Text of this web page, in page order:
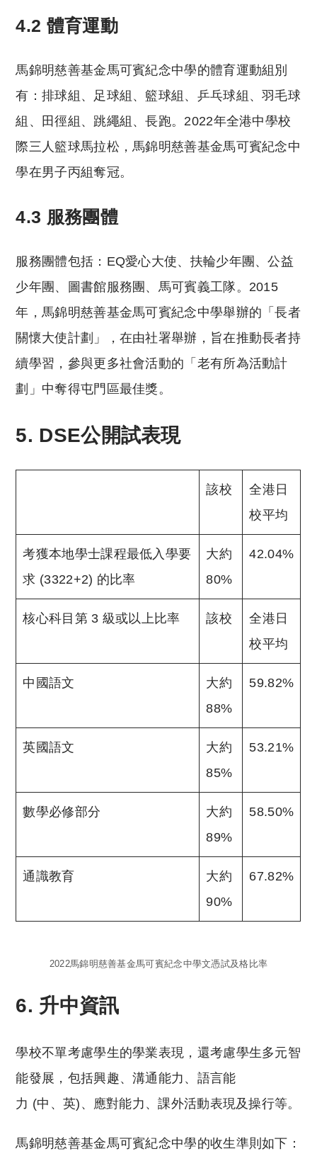
4.2 體育運動
馬錦明慈善基金馬可賓紀念中學的體育運動組別
有：排球組、足球組、籃球組、乒乓球組、羽毛球
組、田徑組、跳繩組、長跑。2022年全港中學校
際三人籃球馬拉松，馬錦明慈善基金馬可賓紀念中
學在男子丙組奪冠。
4.3 服務團體
服務團體包括：EQ愛心大使、扶輪少年團、公益
少年團、圖書館服務團、馬可賓義工隊。2015
年，馬錦明慈善基金馬可賓紀念中學舉辦的「長者
關懷大使計劃」，在由社署舉辦，旨在推動長者持
續學習，參與更多社會活動的「老有所為活動計
劃」中奪得屯門區最佳獎。
5. DSE公開試表現
該校
全港日
校平均
考獲本地學士課程最低入學要
求 (3322+2) 的比率
大約
80%
42.04%
核心科目第 3 級或以上比率 該校
全港日
校平均
中國語文
大約
88%
59.82%
英國語文
大約
85%
53.21%
數學必修部分
大約
89%
58.50%
通識教育
大約
90%
67.82%
2022馬錦明慈善基金馬可賓紀念中學文憑試及格比率
6. 升中資訊
學校不單考慮學生的學業表現，還考慮學生多元智
能發展，包括興趣、溝通能力、語言能
力 (中、英)、應對能力、課外活動表現及操行等。
馬錦明慈善基金馬可賓紀念中學的收生準則如下：